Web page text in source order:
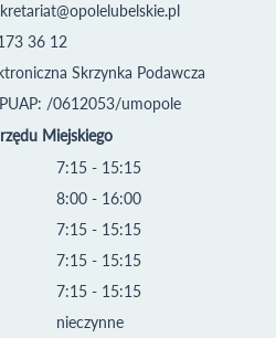
36 12
Skrzynka Podawcza
/0612053/umopole
Miejskiego
7:15 - 15:15
8:00 - 16:00
7:15 - 15:15
7:15 - 15:15
7:15 - 15:15
nieczynne